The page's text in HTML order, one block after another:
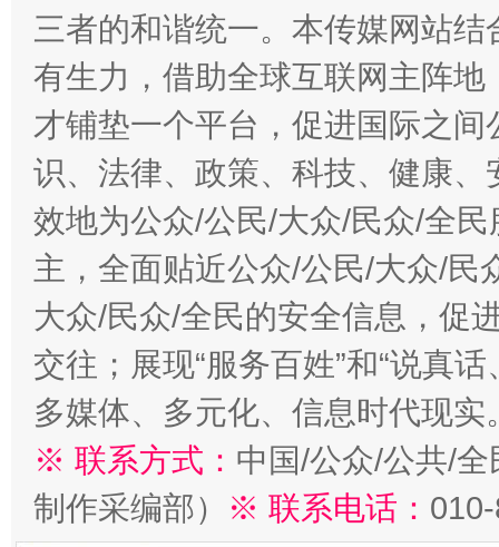
千年窑火 生生不息 一
揭开“小金库”的免责幌子
三者的和谐统一。本传媒网站
有生力，借助全球互联网主阵
才铺垫一个平台，促进国际之
识、法律、政策、科技、健康
效地为公众/公民/大众/民众/全
主，全面贴近公众/公民/大众/民
大众/民众/全民的安全信息，促
交往；展现“服务百姓”和“说真
多媒体、多元化、信息时代现实
※ 联系方式： 中国/公众/公共/
制作采编部）
※ 联系电话：